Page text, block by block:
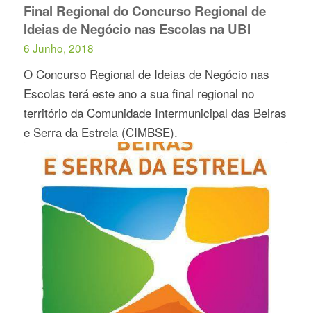
Final Regional do Concurso Regional de
Ideias de Negócio nas Escolas na UBI
6 Junho, 2018
O Concurso Regional de Ideias de Negócio nas
Escolas terá este ano a sua final regional no
território da Comunidade Intermunicipal das Beiras
e Serra da Estrela (CIMBSE).